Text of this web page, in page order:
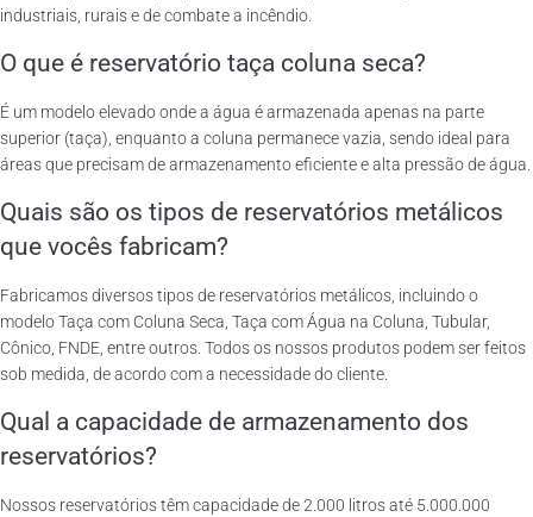
industriais, rurais e de combate a incêndio.
O que é reservatório taça coluna seca?
É um modelo elevado onde a água é armazenada apenas na parte
superior (taça), enquanto a coluna permanece vazia, sendo ideal para
áreas que precisam de armazenamento eficiente e alta pressão de água.
Quais são os tipos de reservatórios metálicos
que vocês fabricam?
Fabricamos diversos tipos de reservatórios metálicos, incluindo o
modelo Taça com Coluna Seca, Taça com Água na Coluna, Tubular,
Cônico, FNDE, entre outros. Todos os nossos produtos podem ser feitos
sob medida, de acordo com a necessidade do cliente.
Qual a capacidade de armazenamento dos
reservatórios?
Nossos reservatórios têm capacidade de 2.000 litros até 5.000.000